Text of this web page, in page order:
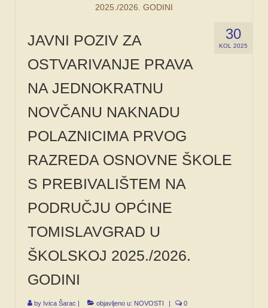
30
KOL 2025
JAVNI POZIV ZA
OSTVARIVANJE PRAVA
NA JEDNOKRATNU
NOVČANU NAKNADU
POLAZNICIMA PRVOG
RAZREDA OSNOVNE ŠKOLE
S PREBIVALIŠTEM NA
PODRUČJU OPĆINE
TOMISLAVGRAD U
ŠKOLSKOJ 2025./2026.
GODINI
by Ivica Šarac objavljeno u: NOVOSTI 0